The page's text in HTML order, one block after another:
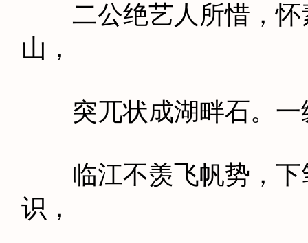
二公绝艺人所惜，怀
山，
突兀状成湖畔石。一
临江不羡飞帆势，下
识，